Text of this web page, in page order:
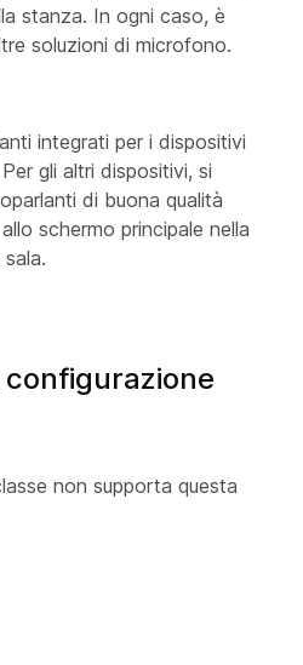
stanza. In ogni caso, è
soluzioni di microfono.
integrati per i dispositivi
gli altri dispositivi, si
di buona qualità
schermo principale nella
configurazione
non supporta questa